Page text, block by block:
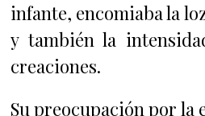
infante, encomiaba la
y también la
creaciones.
Su preocupación por la